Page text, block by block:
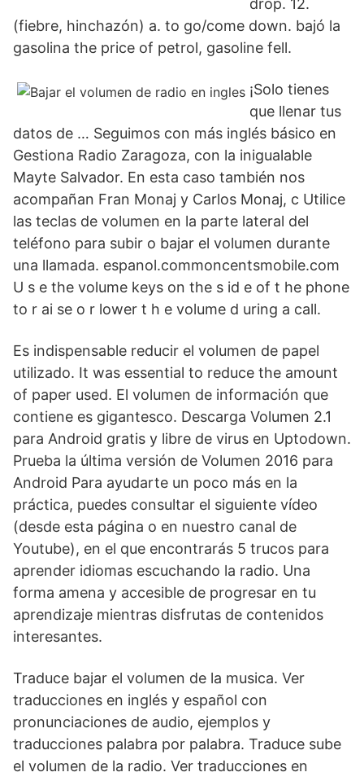
drop. 12.
(fiebre, hinchazón) a. to go/come down. bajó la
gasolina the price of petrol, gasoline fell.
¡Solo tienes
que llenar tus
datos de … Seguimos con más inglés básico en
Gestiona Radio Zaragoza, con la inigualable
Mayte Salvador. En esta caso también nos
acompañan Fran Monaj y Carlos Monaj, c Utilice
las teclas de volumen en la parte lateral del
teléfono para subir o bajar el volumen durante
una llamada. espanol.commoncentsmobile.com
U s e the volume keys on the s id e of t he phone
to r ai se o r lower t h e volume d uring a call.
Es indispensable reducir el volumen de papel
utilizado. It was essential to reduce the amount
of paper used. El volumen de información que
contiene es gigantesco. Descarga Volumen 2.1
para Android gratis y libre de virus en Uptodown.
Prueba la última versión de Volumen 2016 para
Android Para ayudarte un poco más en la
práctica, puedes consultar el siguiente vídeo
(desde esta página o en nuestro canal de
Youtube), en el que encontrarás 5 trucos para
aprender idiomas escuchando la radio. Una
forma amena y accesible de progresar en tu
aprendizaje mientras disfrutas de contenidos
interesantes.
Traduce bajar el volumen de la musica. Ver
traducciones en inglés y español con
pronunciaciones de audio, ejemplos y
traducciones palabra por palabra. Traduce sube
el volumen de la radio. Ver traducciones en